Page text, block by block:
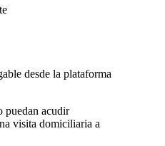
desde la plataforma
puedan acudir
visita domiciliaria a